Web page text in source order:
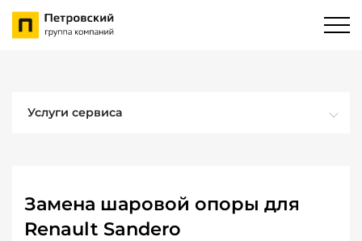
Услуги сервиса
Замена шаровой опоры для
Renault Sandero